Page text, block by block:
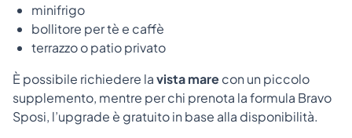
minifrigo
bollitore per tè e caffè
terrazzo o patio privato
È possibile richiedere lavista marecon un piccolo
supplemento, mentre per chi prenota la formula Bravo
Sposi, l’upgrade è gratuito in base alla disponibilità.